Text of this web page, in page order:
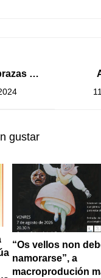
do
gustar
“Os vellos non
namorarse”, a
macroprodución